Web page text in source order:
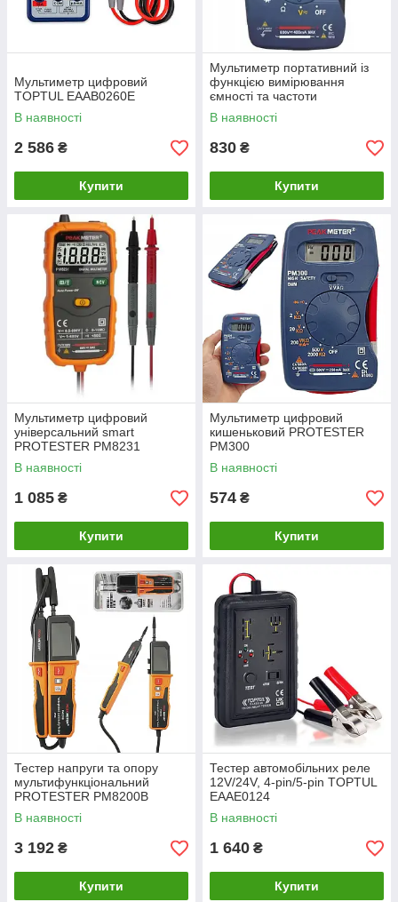
Мультиметр цифровий
TOPTUL EAAB0260E
В наявності
2 586 ₴
Купити
Мультиметр портативний із
функцією вимірювання
ємності та частоти
PROTESTER PM320
В наявності
830 ₴
Купити
Мультиметр цифровий
універсальний smart
PROTESTER PM8231
В наявності
1 085 ₴
Купити
Мультиметр цифровий
кишеньковий PROTESTER
PM300
В наявності
574 ₴
Купити
Тестер напруги та опору
мультифункціональний
PROTESTER PM8200B
В наявності
3 192 ₴
Купити
Тестер автомобільних реле
12V/24V, 4-pin/5-pin TOPTUL
EAAE0124
В наявності
1 640 ₴
Купити